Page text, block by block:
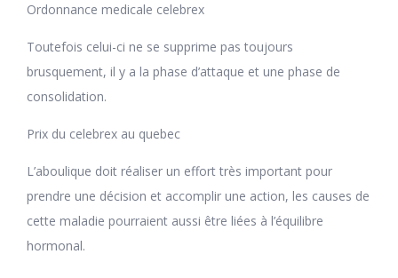
Ordonnance medicale celebrex
Toutefois celui-ci ne se supprime pas toujours
brusquement, il y a la phase d’attaque et une phase de
consolidation.
Prix du celebrex au quebec
L’aboulique doit réaliser un effort très important pour
prendre une décision et accomplir une action, les causes de
cette maladie pourraient aussi être liées à l’équilibre
hormonal.